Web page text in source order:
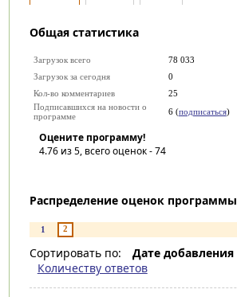
Общая статистика
Загрузок всего
78 033
Загрузок за сегодня
0
Кол-во комментариев
25
Подписавшихся на новости о
программе
6 (подписаться)
Оцените программу!
4.76из 5, всего оценок -74
Распределение оценок программы
1 2
Сортировать по: Дате добавления
Количеству ответов